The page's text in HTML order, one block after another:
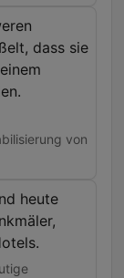
dass sie
von
heute